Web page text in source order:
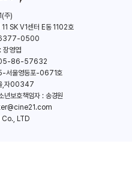
주)
SK V1센터 E동 1102호
6377-0500
장영엽
105-86-57632
서울영등포-0671호
,자00347
년보호책임자 : 송경원
Co., LTD